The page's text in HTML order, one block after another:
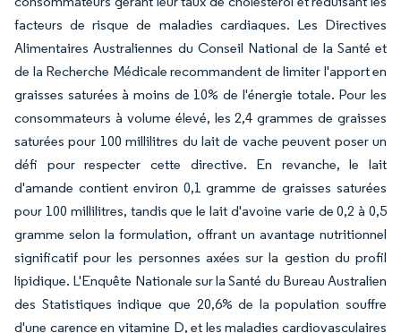
facteurs de risque de maladies cardiaques. Les Directives
Alimentaires Australiennes du Conseil National de la Santé et
de la Recherche Médicale recommandent de limiter l'apport en
graisses saturées à moins de 10% de l'énergie totale. Pour les
consommateurs à volume élevé, les 2,4 grammes de graisses
saturées pour 100 millilitres du lait de vache peuvent poser un
défi pour respecter cette directive. En revanche, le lait
d'amande contient environ 0,1 gramme de graisses saturées
pour 100 millilitres, tandis que le lait d'avoine varie de 0,2 à 0,5
gramme selon la formulation, offrant un avantage nutritionnel
significatif pour les personnes axées sur la gestion du profil
lipidique. L'Enquête Nationale sur la Santé du Bureau Australien
des Statistiques indique que 20,6% de la population souffre
d'une carence en vitamine D, et les maladies cardiovasculaires